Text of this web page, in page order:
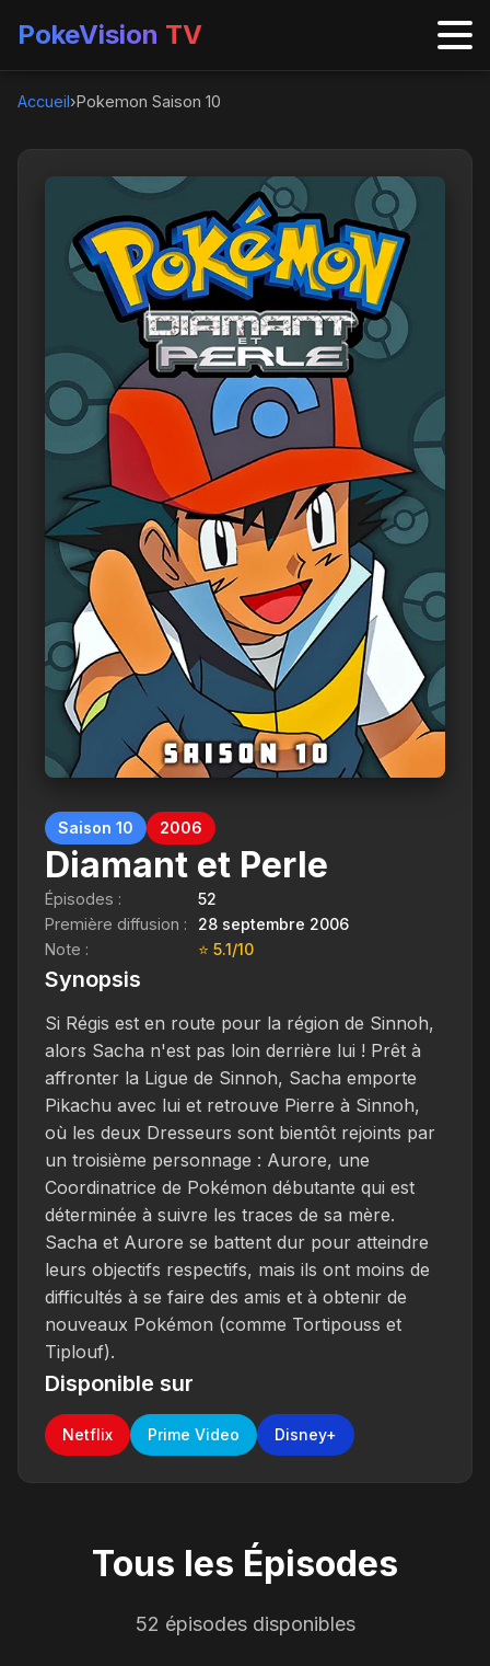
PokeVision TV
Accueil›Pokemon Saison 10
Saison 10 2006
Diamant et Perle
Épisodes :
52
Première diffusion :
28 septembre 2006
Note :
⭐ 5.1/10
Synopsis
Si Régis est en route pour la région de Sinnoh,
alors Sacha n'est pas loin derrière lui ! Prêt à
affronter la Ligue de Sinnoh, Sacha emporte
Pikachu avec lui et retrouve Pierre à Sinnoh,
où les deux Dresseurs sont bientôt rejoints par
un troisième personnage : Aurore, une
Coordinatrice de Pokémon débutante qui est
déterminée à suivre les traces de sa mère.
Sacha et Aurore se battent dur pour atteindre
leurs objectifs respectifs, mais ils ont moins de
difficultés à se faire des amis et à obtenir de
nouveaux Pokémon (comme Tortipouss et
Tiplouf).
Disponible sur
Netflix Prime Video Disney+
Tous les Épisodes
52 épisodes disponibles